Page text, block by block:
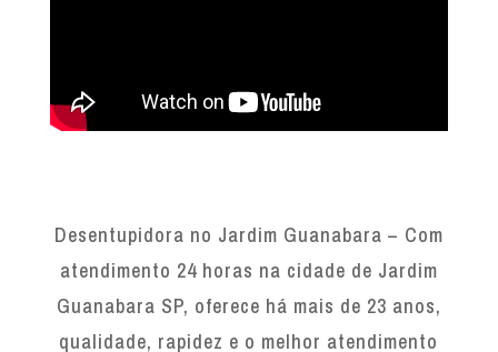
Desentupidora no Jardim Guanabara – Com
atendimento 24 horas na cidade de Jardim
Guanabara SP, oferece há mais de 23 anos,
qualidade, rapidez e o melhor atendimento